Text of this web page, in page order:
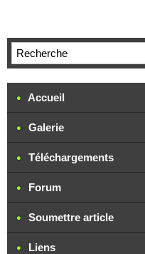
Accueil
Galerie
Téléchargements
Forum
Soumettre article
Liens